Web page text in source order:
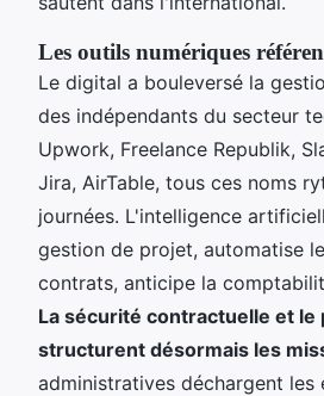
Les outils numériques
Le digital a bouleversé la
des indépendants du secteur
Upwork, Freelance Republik,
Jira, AirTable, tous ces noms
journées. L'intelligence
gestion de projet, automatise
contrats, anticipe la
La sécurité contractuelle et le
structurent désormais les
administratives déchargent les